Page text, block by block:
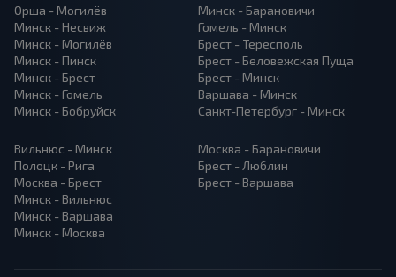
Орша - Могилёв
Минск - Несвиж
Минск - Могилёв
Минск - Пинск
Минск - Брест
Минск - Гомель
Минск - Бобруйск
Минск - Барановичи
Гомель - Минск
Брест - Тересполь
Брест - Беловежская Пуща
Брест - Минск
Варшава - Минск
Санкт-Петербург - Минск
Вильнюс - Минск
Полоцк - Рига
Москва - Брест
Минск - Вильнюс
Минск - Варшава
Минск - Москва
Москва - Барановичи
Брест - Люблин
Брест - Варшава